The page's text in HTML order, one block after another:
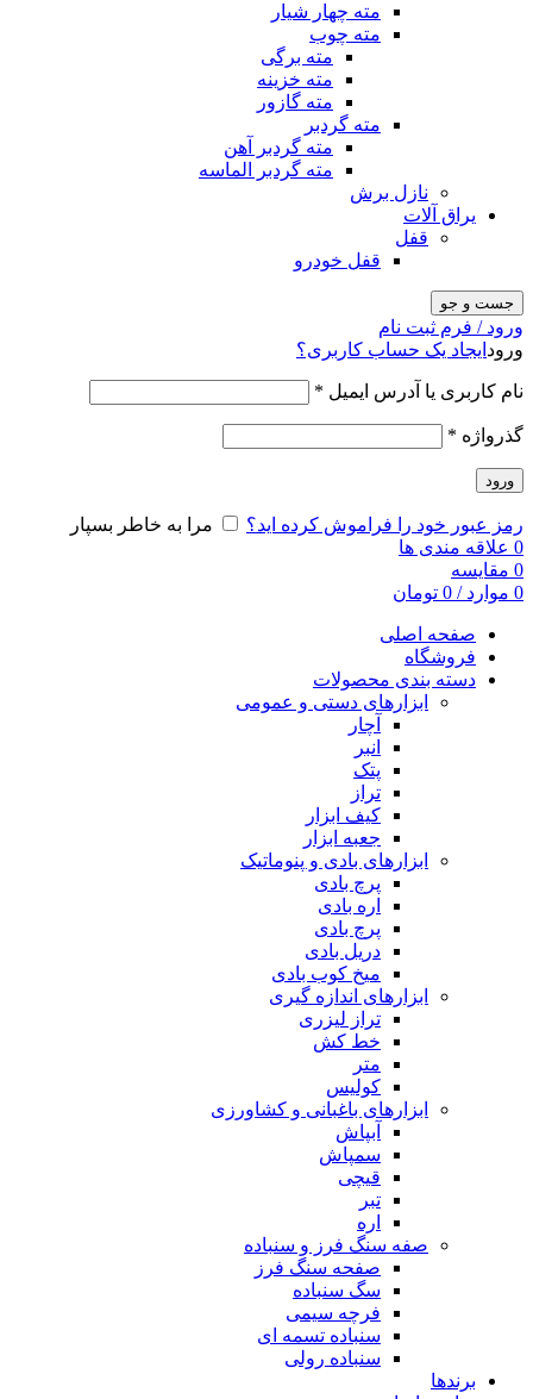
مته چهار شیار
مته چوب
مته برگی
مته خزینه
مته گازور
مته گردبر
مته گردبر آهن
مته گردبر الماسه
نازل برش
یراق آلات
قفل
قفل خودرو
جست و جو
ورود / فرم ثبت نام
ورود ایجاد یک حساب کاربری؟
نام کاربری یا آدرس ایمیل *
گذرواژه *
ورود
رمز عبور خود را فراموش کرده اید؟
مرا به خاطر بسپار
0 علاقه مندی ها
0 مقایسه
0 موارد /
0 تومان
صفحه اصلی
فروشگاه
دسته بندی محصولات
ابزارهای دستی و عمومی
آچار
انبر
پتک
تراز
کیف ابزار
جعبه ابزار
ابزارهای بادی و پنوماتیک
پرچ بادی
اره بادی
پرچ بادی
دریل بادی
میخ کوب بادی
ابزارهای اندازه گیری
تراز لیزری
خط کش
متر
کولیس
ابزارهای باغبانی و کشاورزی
آبپاش
سمپاش
قیچی
تبر
اره
صفه سنگ فرز و سنباده
صفحه سنگ فرز
سگ سنباده
فرچه سیمی
سنباده تسمه ای
سنباده رولی
برندها